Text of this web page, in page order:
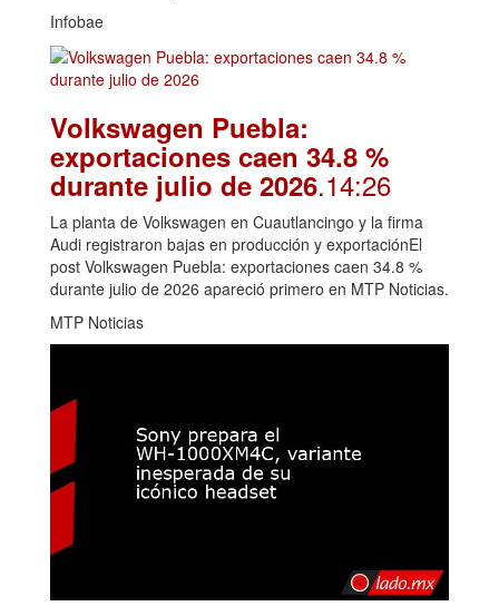
Infobae
Volkswagen Puebla:
exportaciones caen 34.8 %
durante julio de 2026.14:26
La planta de Volkswagen en Cuautlancingo y la firma
Audi registraron bajas en producción y exportaciónEl
post Volkswagen Puebla: exportaciones caen 34.8 %
durante julio de 2026 apareció primero en MTP Noticias.
MTP Noticias